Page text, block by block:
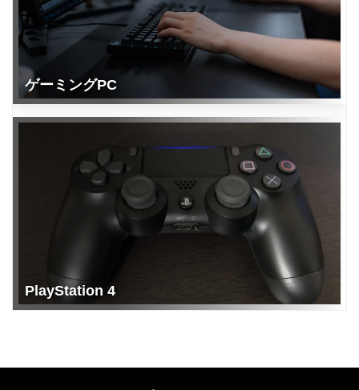
ゲーミングPC
PlayStation 4